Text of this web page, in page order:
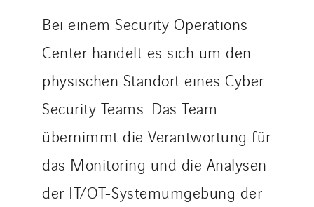
Bei einem Security Operations
Center handelt es sich um den
physischen Standort eines Cyber
Security Teams. Das Team
übernimmt die Verantwortung für
das Monitoring und die Analysen
der IT/OT-Systemumgebung der